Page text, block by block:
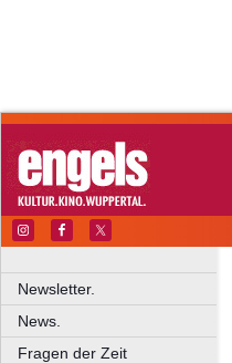
Newsletter.
News.
Fragen der Zeit